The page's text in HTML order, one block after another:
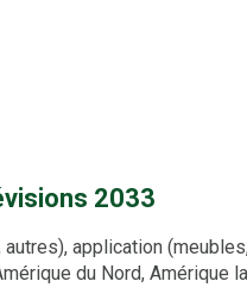
2033
application
du Nord, Amérique